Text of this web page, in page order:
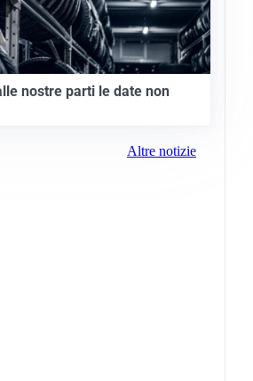
nostre parti le date non
Altre notizie